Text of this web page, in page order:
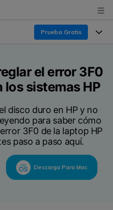
Prueba Gratis
Windows
Gratis
Exclusivas
Datos
el error 3F0
los sistemas HP
disco duro en HP y no
para saber cómo
3F0 de la laptop HP
paso a paso aquí.
Descarga Para Mac